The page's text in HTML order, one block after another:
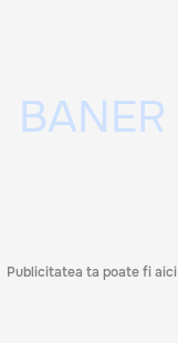
Publicitatea ta poate fi aici